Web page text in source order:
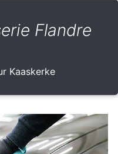
Flandre
Kaaskerke